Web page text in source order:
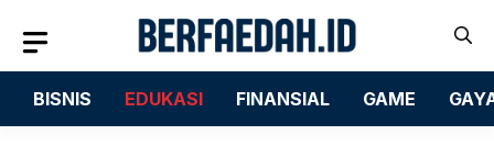
isi
BISNIS
EDUKASI FINANSIAL GAME